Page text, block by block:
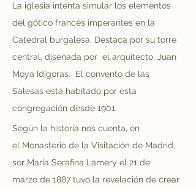
La iglesia intenta simular los elementos
del gótico francés imperantes en la
Catedral burgalesa. Destaca por su torre
central, diseñada por  el arquitecto, Juan
Moya Idígoras.  El convento de las
Salesas está habitado por esta
congregación desde 1901.
Según la historia nos cuenta, en
el Monasterio de la Visitación de Madrid,
sor María Serafina Lamery el 21 de
marzo de 1887 tuvo la revelación de crear